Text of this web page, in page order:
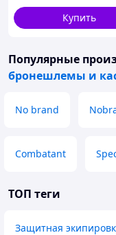
Купить
Популярные
бронешлемы и
No brand
Combatant
ТОП теги
Защитная